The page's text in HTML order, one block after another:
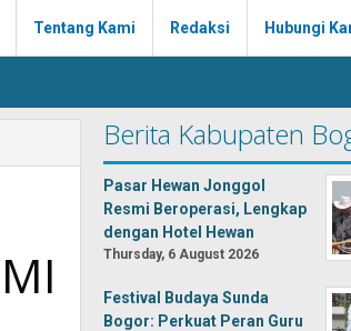
Tentang Kami Redaksi Hubungi
Berita Kabupaten
Pasar Hewan Jonggol
Resmi Beroperasi, Lengkap
dengan Hotel Hewan
Thursday, 6 August 2026
Festival Budaya Sunda
Bogor: Perkuat Peran Guru